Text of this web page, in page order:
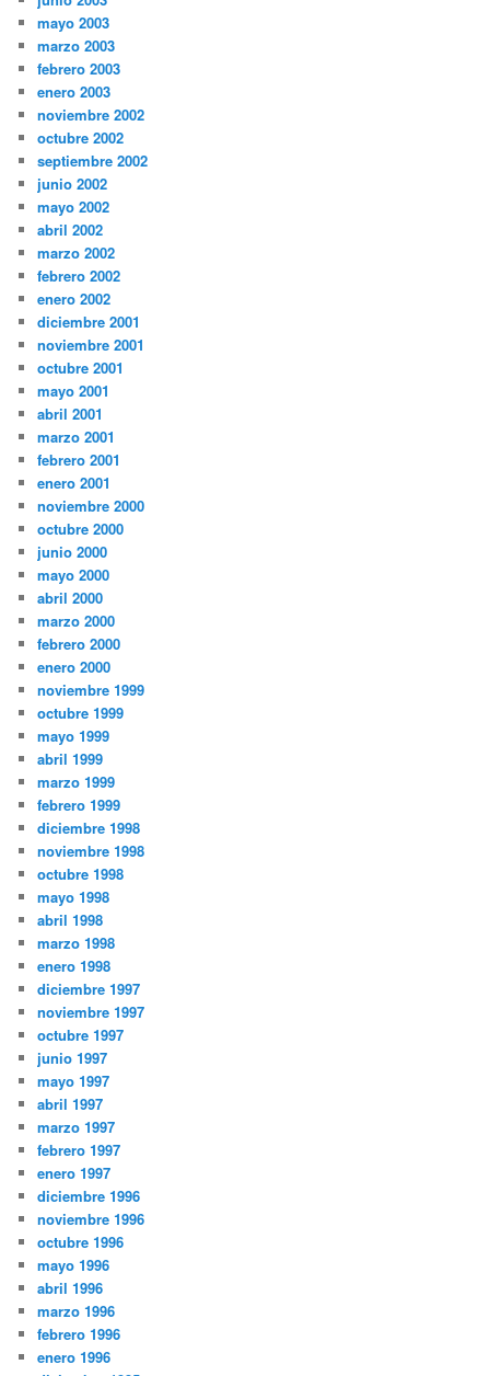
mayo 2003
marzo 2003
febrero 2003
enero 2003
noviembre 2002
octubre 2002
septiembre 2002
junio 2002
mayo 2002
abril 2002
marzo 2002
febrero 2002
enero 2002
diciembre 2001
noviembre 2001
octubre 2001
mayo 2001
abril 2001
marzo 2001
febrero 2001
enero 2001
noviembre 2000
octubre 2000
junio 2000
mayo 2000
abril 2000
marzo 2000
febrero 2000
enero 2000
noviembre 1999
octubre 1999
mayo 1999
abril 1999
marzo 1999
febrero 1999
diciembre 1998
noviembre 1998
octubre 1998
mayo 1998
abril 1998
marzo 1998
enero 1998
diciembre 1997
noviembre 1997
octubre 1997
junio 1997
mayo 1997
abril 1997
marzo 1997
febrero 1997
enero 1997
diciembre 1996
noviembre 1996
octubre 1996
mayo 1996
abril 1996
marzo 1996
febrero 1996
enero 1996